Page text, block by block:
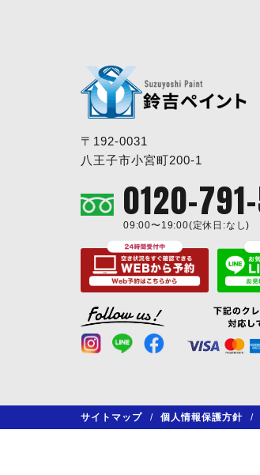
〒192-0031
八王子市小宮町200-1
0120-
09:00〜19:00(定休日:なし)
サイトマップ / 個人情報保護方針 /